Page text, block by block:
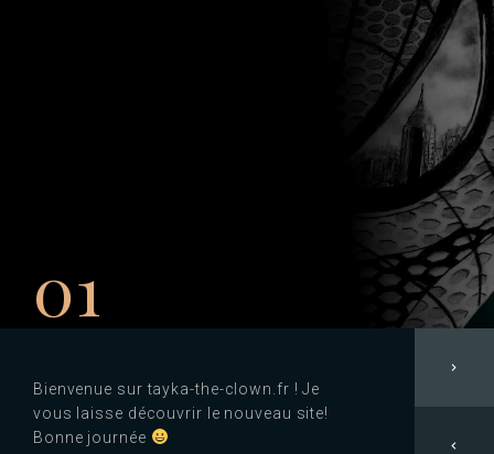
01
Bienvenue sur tayka-the-clown.fr ! Je
vous laisse découvrir le nouveau site!
Bonne journée
chevron_left
chevron_right